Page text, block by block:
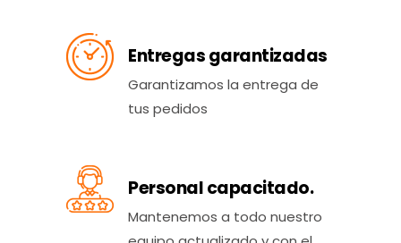
Entregas garantizadas
Garantizamos la entrega de
tus pedidos
Personal capacitado.
Mantenemos a todo nuestro